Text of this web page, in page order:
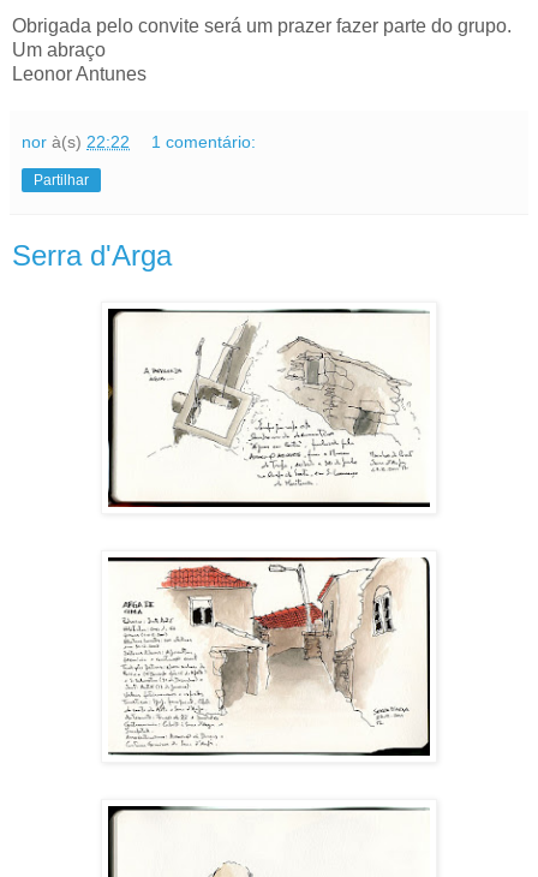
Obrigada pelo convite será um prazer fazer parte do grupo.
Um abraço
Leonor Antunes
nor à(s) 22:22 1 comentário:
Partilhar
Serra d'Arga